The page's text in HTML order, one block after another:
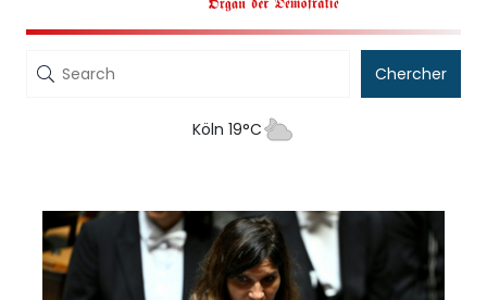
Chercher
Köln 19°C